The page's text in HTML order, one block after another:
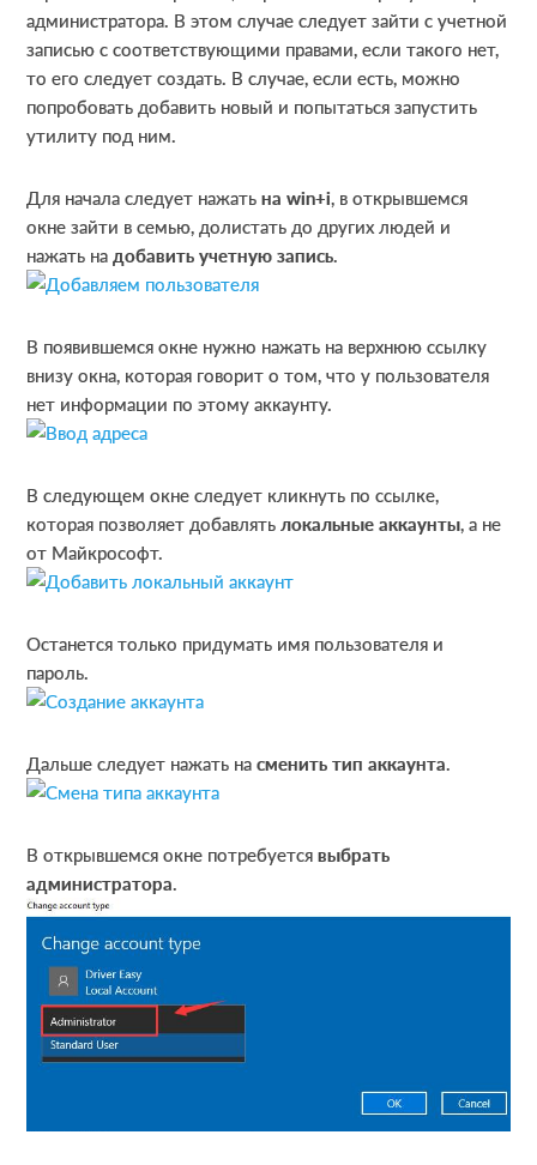
администратора. В этом случае следует зайти с учетной
записью с соответствующими правами, если такого нет,
то его следует создать. В случае, если есть, можно
попробовать добавить новый и попытаться запустить
утилиту под ним.
Для начала следует нажатьнаwin+i, в открывшемся
окне зайти в семью, долистать до других людей и
нажать надобавить учетную запись.
В появившемся окне нужно нажать на верхнюю ссылку
внизу окна, которая говорит о том, что у пользователя
нет информации по этому аккаунту.
В следующем окне следует кликнуть по ссылке,
которая позволяет добавлятьлокальные аккаунты, а не
от Майкрософт.
Останется только придумать имя пользователя и
пароль.
Дальше следует нажать насменить тип аккаунта.
В открывшемся окне потребуетсявыбрать
администратора.